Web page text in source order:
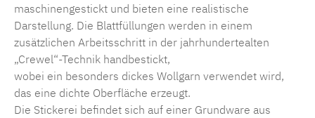
maschinengestickt und bieten eine realistische
Darstellung. Die Blattfüllungen werden in einem
zusätzlichen Arbeitsschritt in der jahrhundertealten
„Crewel“-Technik handbestickt,
wobei ein besonders dickes Wollgarn verwendet wird,
das eine dichte Oberfläche erzeugt.
Die Stickerei befindet sich auf einer Grundware aus